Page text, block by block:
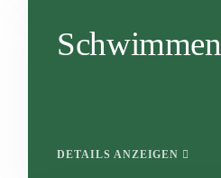
Schwimmen
DETAILS ANZEIGEN